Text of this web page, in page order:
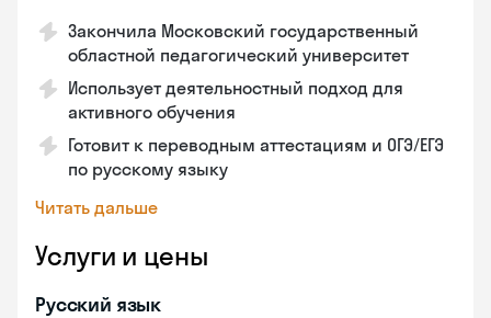
Закончилa Московский государственный
областной педагогический университет
Использует деятельностный подход для
активного обучения
Готовит к переводным аттестациям и ОГЭ/ЕГЭ
по русскому языку
Читать дальше
Услуги и цены
Русский язык